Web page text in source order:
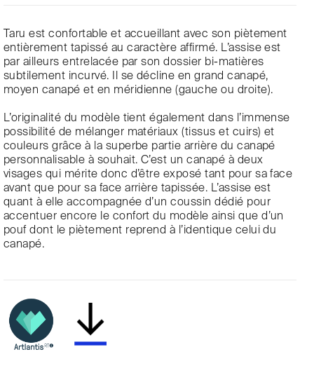
Taru est confortable et accueillant avec son piètement
entièrement tapissé au caractère affirmé. L’assise est
par ailleurs entrelacée par son dossier bi-matières
subtilement incurvé. Il se décline en grand canapé,
moyen canapé et en méridienne (gauche ou droite).
L’originalité du modèle tient également dans l’immense
possibilité de mélanger matériaux (tissus et cuirs) et
couleurs grâce à la superbe partie arrière du canapé
personnalisable à souhait. C’est un canapé à deux
visages qui mérite donc d’être exposé tant pour sa face
avant que pour sa face arrière tapissée. L’assise est
quant à elle accompagnée d’un coussin dédié pour
accentuer encore le confort du modèle ainsi que d’un
pouf dont le piètement reprend à l’identique celui du
canapé.